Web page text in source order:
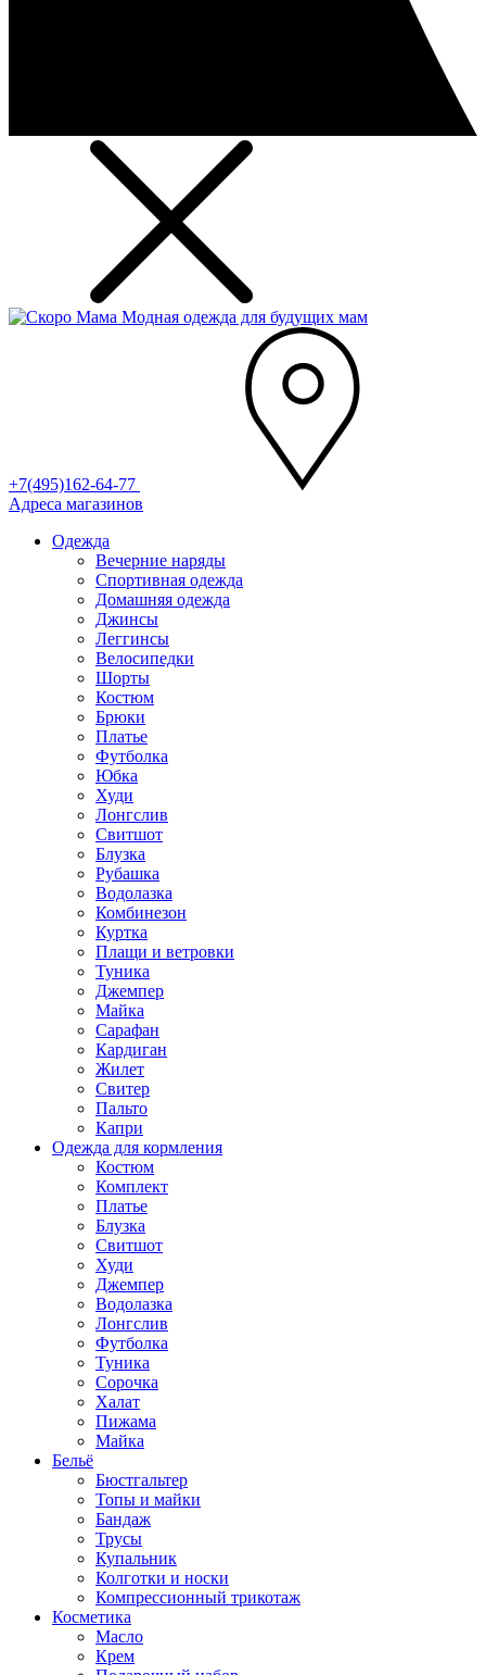
Модная одежда для будущих мам
+7(495)162-64-77
Адреса магазинов
Одежда
Вечерние наряды
Спортивная одежда
Домашняя одежда
Джинсы
Леггинсы
Велосипедки
Шорты
Костюм
Брюки
Платье
Футболка
Юбка
Худи
Лонгслив
Свитшот
Блузка
Рубашка
Водолазка
Комбинезон
Куртка
Плащи и ветровки
Туника
Джемпер
Майка
Сарафан
Кардиган
Жилет
Свитер
Пальто
Капри
Одежда для кормления
Костюм
Комплект
Платье
Блузка
Свитшот
Худи
Джемпер
Водолазка
Лонгслив
Футболка
Туника
Сорочка
Халат
Пижама
Майка
Бельё
Бюстгальтер
Топы и майки
Бандаж
Трусы
Купальник
Колготки и носки
Компрессионный трикотаж
Косметика
Масло
Крем